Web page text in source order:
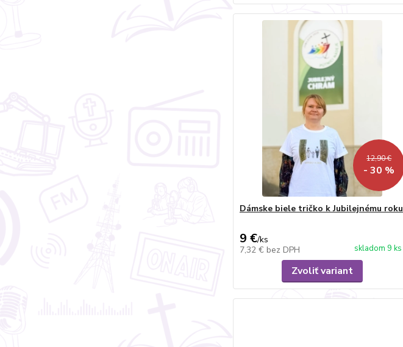
12,90 €
- 30 %
Dámske biele tričko k Jubilejnému roku
9 €/ks
7,32 € bez DPH skladom 9 ks
Zvoliť variant